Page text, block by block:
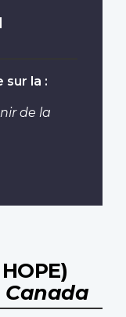
la :
de la
Canada